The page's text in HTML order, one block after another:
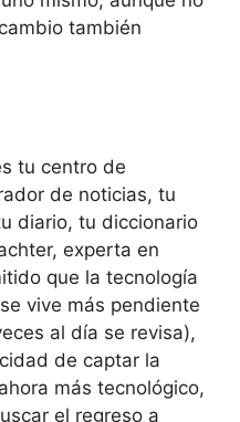
también
tu centro de
de noticias, tu
diario, tu diccionario
experta en
que la tecnología
vive más pendiente
al día se revisa),
de captar la
más tecnológico,
el regreso a